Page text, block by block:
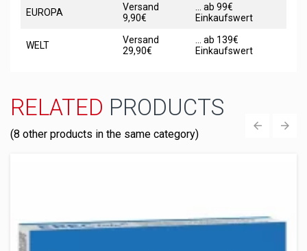
EUROPA
Versand
9,90€
... ab 99€
Einkaufswert
WELT
Versand
29,90€
... ab 139€
Einkaufswert
RELATED PRODUCTS
(8 other products in the same category)